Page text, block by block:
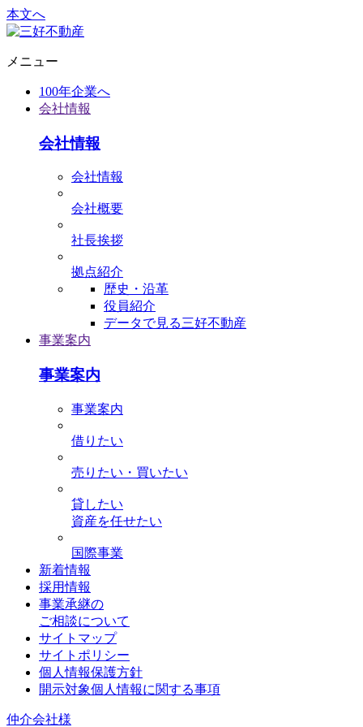
本文へ
メニュー
100年企業へ
会社情報
会社情報
会社情報
会社概要
社⻑挨拶
拠点紹介
歴史・沿革
役員紹介
データで⾒る三好不動産
事業案内
事業案内
事業案内
借りたい
売りたい・買いたい
貸したい
資産を任せたい
国際事業
新着情報
採用情報
事業承継の
ご相談について
サイトマップ
サイトポリシー
個人情報保護方針
開示対象個人情報に関する事項
仲介会社様